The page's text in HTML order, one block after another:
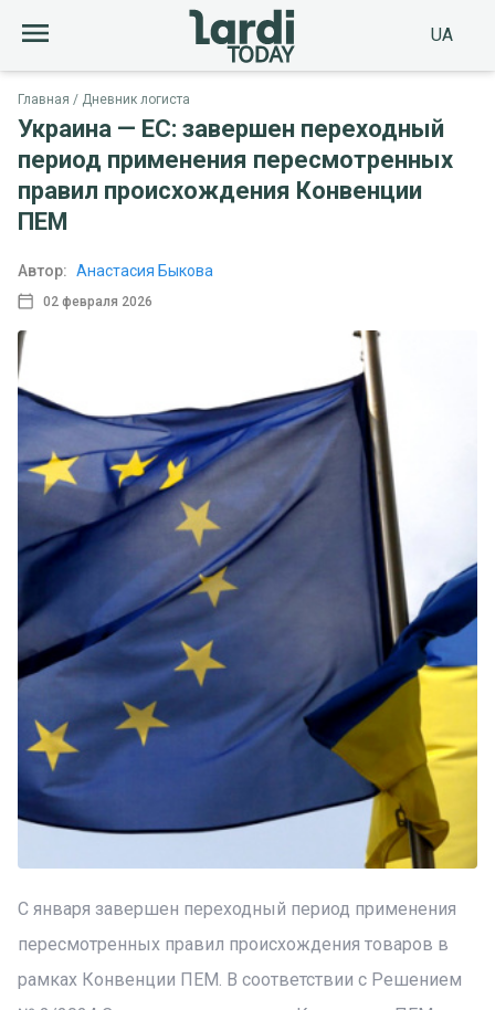
UA
Главная Дневник логиста
Украина — ЕС: завершен переходный
период применения пересмотренных
правил происхождения Конвенции
ПЕМ
02 февраля 2026
Автор: Анастасия Быкова
С января завершен переходный период применения
пересмотренных правил происхождения товаров в
рамках Конвенции ПЕМ. В соответствии с Решением